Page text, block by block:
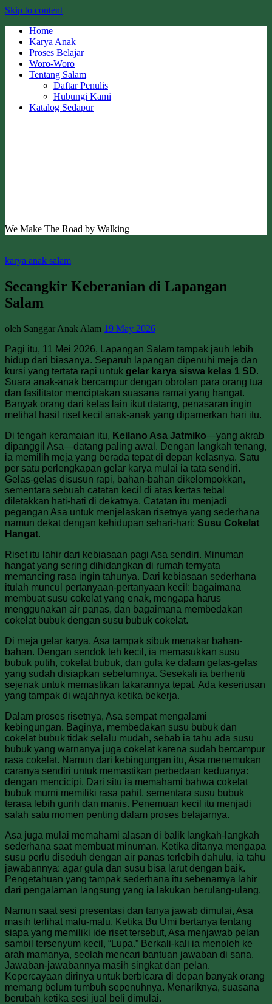
Skip to content
Home
Karya Anak
Proses Belajar
Woro-Woro
Tentang Salam
Daftar Penulis
Hubungi Kami
Katalog Sedapur
We Make The Road by Walking
karya anak salam
Secangkir Keberanian di Lapangan
Salam
oleh Sanggar Anak Alam 19 May 2026
Pagi itu, 11 Mei 2026, Lapangan Salam tampak jauh lebih
hidup dari biasanya. Separuh lapangan dipenuhi meja dan
kursi yang tertata rapi untuk gelar karya siswa kelas 1 SD.
Suara anak-anak bercampur dengan obrolan para orang tua
dan fasilitator menciptakan suasana ramai yang hangat.
Banyak orang dari kelas lain ikut datang, penasaran ingin
melihat hasil riset kecil anak-anak yang dipamerkan hari itu.
Di tengah keramaian itu, Keilano Asa Jatmiko—yang akrab
dipanggil Asa—datang paling awal. Dengan langkah tenang,
ia memilih meja yang berada tepat di depan kelasnya. Satu
per satu perlengkapan gelar karya mulai ia tata sendiri.
Gelas-gelas disusun rapi, bahan-bahan dikelompokkan,
sementara sebuah catatan kecil di atas kertas tebal
diletakkan hati-hati di dekatnya. Catatan itu menjadi
pegangan Asa untuk menjelaskan risetnya yang sederhana
namun dekat dengan kehidupan sehari-hari: Susu Cokelat
Hangat.
Riset itu lahir dari kebiasaan pagi Asa sendiri. Minuman
hangat yang sering dihidangkan di rumah ternyata
memancing rasa ingin tahunya. Dari kebiasaan sederhana
itulah muncul pertanyaan-pertanyaan kecil: bagaimana
membuat susu cokelat yang enak, mengapa harus
menggunakan air panas, dan bagaimana membedakan
cokelat bubuk dengan susu bubuk cokelat.
Di meja gelar karya, Asa tampak sibuk menakar bahan-
bahan. Dengan sendok teh kecil, ia memasukkan susu
bubuk putih, cokelat bubuk, dan gula ke dalam gelas-gelas
yang sudah disiapkan sebelumnya. Sesekali ia berhenti
sejenak untuk memastikan takarannya tepat. Ada keseriusan
yang tampak di wajahnya ketika bekerja.
Dalam proses risetnya, Asa sempat mengalami
kebingungan. Baginya, membedakan susu bubuk dan
cokelat bubuk tidak selalu mudah, sebab ia tahu ada susu
bubuk yang warnanya juga cokelat karena sudah bercampur
rasa cokelat. Namun dari kebingungan itu, Asa menemukan
caranya sendiri untuk memastikan perbedaan keduanya:
dengan mencicipi. Dari situ ia memahami bahwa cokelat
bubuk murni memiliki rasa pahit, sementara susu bubuk
terasa lebih gurih dan manis. Penemuan kecil itu menjadi
salah satu momen penting dalam proses belajarnya.
Asa juga mulai memahami alasan di balik langkah-langkah
sederhana saat membuat minuman. Ketika ditanya mengapa
susu perlu diseduh dengan air panas terlebih dahulu, ia tahu
jawabannya: agar gula dan susu bisa larut dengan baik.
Pengetahuan yang tampak sederhana itu sebenarnya lahir
dari pengalaman langsung yang ia lakukan berulang-ulang.
Namun saat sesi presentasi dan tanya jawab dimulai, Asa
masih terlihat malu-malu. Ketika Bu Umi bertanya tentang
siapa yang memiliki ide riset tersebut, Asa menjawab pelan
sambil tersenyum kecil, “Lupa.” Berkali-kali ia menoleh ke
arah mamanya, seolah mencari bantuan jawaban di sana.
Jawaban-jawabannya masih singkat dan pelan.
Kepercayaan dirinya untuk berbicara di depan banyak orang
memang belum tumbuh sepenuhnya. Menariknya, suasana
berubah ketika sesi jual beli dimulai.